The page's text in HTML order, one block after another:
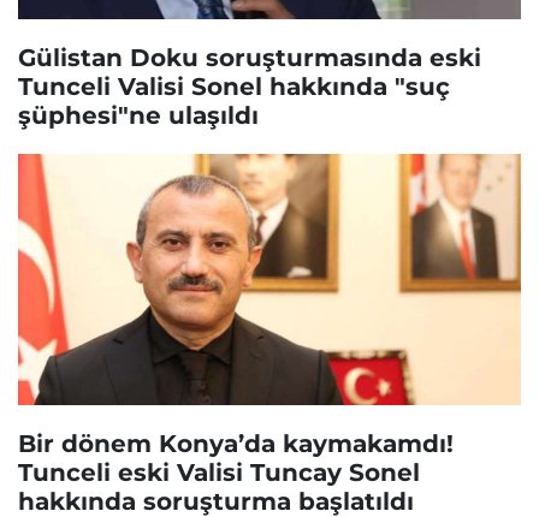
Gülistan Doku soruşturmasında eski
Tunceli Valisi Sonel hakkında "suç
şüphesi"ne ulaşıldı
Bir dönem Konya’da kaymakamdı!
Tunceli eski Valisi Tuncay Sonel
hakkında soruşturma başlatıldı